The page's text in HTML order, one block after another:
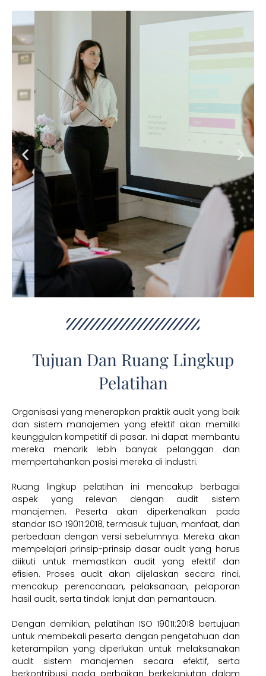
Tujuan Dan Ruang Lingkup
Pelatihan
Organisasi yang menerapkan praktik audit yang baik
dan sistem manajemen yang efektif akan memiliki
keunggulan kompetitif di pasar. Ini dapat membantu
mereka menarik lebih banyak pelanggan dan
mempertahankan posisi mereka di industri.
Ruang lingkup pelatihan ini mencakup berbagai
aspek yang relevan dengan audit sistem
manajemen. Peserta akan diperkenalkan pada
standar ISO 19011:2018, termasuk tujuan, manfaat, dan
perbedaan dengan versi sebelumnya. Mereka akan
mempelajari prinsip-prinsip dasar audit yang harus
diikuti untuk memastikan audit yang efektif dan
efisien. Proses audit akan dijelaskan secara rinci,
mencakup perencanaan, pelaksanaan, pelaporan
hasil audit, serta tindak lanjut dan pemantauan.
Dengan demikian, pelatihan ISO 19011:2018 bertujuan
untuk membekali peserta dengan pengetahuan dan
keterampilan yang diperlukan untuk melaksanakan
audit sistem manajemen secara efektif, serta
berkontribusi pada perbaikan berkelanjutan dalam